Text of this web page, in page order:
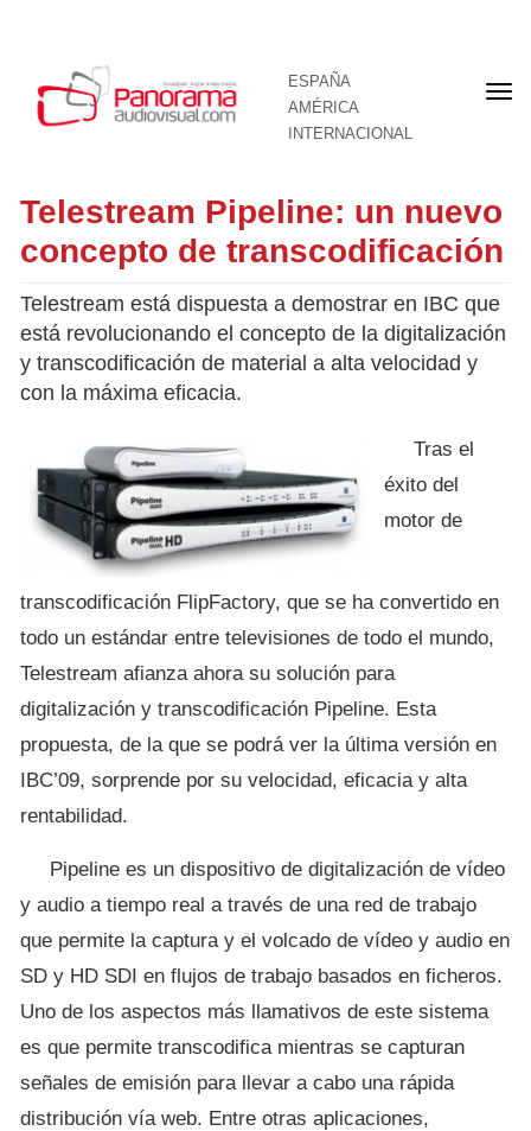
ESPAÑA
AMÉRICA
INTERNACIONAL
Telestream Pipeline: un nuevo
concepto de transcodificación
Telestream está dispuesta a demostrar en IBC que
está revolucionando el concepto de la digitalización
y transcodificación de material a alta velocidad y
con la máxima eficacia.
Tras el
éxito del
motor de
transcodificación FlipFactory, que se ha convertido en
todo un estándar entre televisiones de todo el mundo,
Telestream afianza ahora su solución para
digitalización y transcodificación Pipeline. Esta
propuesta, de la que se podrá ver la última versión en
IBC’09, sorprende por su velocidad, eficacia y alta
rentabilidad.
Pipeline es un dispositivo de digitalización de vídeo
y audio a tiempo real a través de una red de trabajo
que permite la captura y el volcado de vídeo y audio en
SD y HD SDI en flujos de trabajo basados en ficheros.
Uno de los aspectos más llamativos de este sistema
es que permite transcodifica mientras se capturan
señales de emisión para llevar a cabo una rápida
distribución vía web. Entre otras aplicaciones,